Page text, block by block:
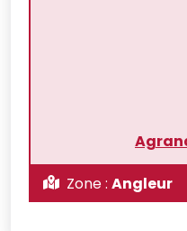
Zone : Angleur